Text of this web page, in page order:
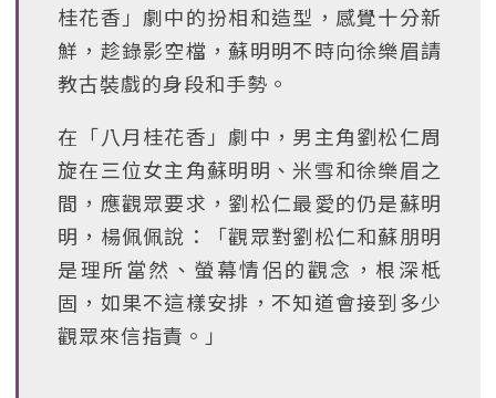
桂花香」劇中的扮相和造型，感覺十分新
鮮，趁錄影空檔，蘇明明不時向徐樂眉請
教古裝戲的身段和手勢。
在「八月桂花香」劇中，男主角劉松仁周
旋在三位女主角蘇明明、米雪和徐樂眉之
間，應觀眾要求，劉松仁最愛的仍是蘇明
明，楊佩佩說：「觀眾對劉松仁和蘇朋明
是理所當然、螢幕情侶的觀念，根深柢
固，如果不這樣安排，不知道會接到多少
觀眾來信指責。」